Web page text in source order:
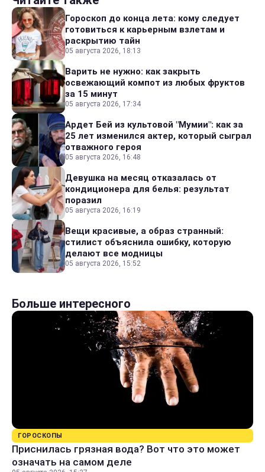
Гороскоп до конца лета: кому следует
готовиться к карьерным взлетам и
раскрытию тайн
05 августа 2026, 18:13
Варить не нужно: как закрыть
освежающий компот из любых фруктов
за 15 минут
05 августа 2026, 17:34
Ардет Бей из культовой "Мумии": как за
25 лет изменился актер, который сыграл
отважного героя
05 августа 2026, 16:48
Девушка на месяц отказалась от
кондиционера для белья: результат
поразил
05 августа 2026, 16:19
Вещи красивые, а образ странный:
стилист объяснила ошибку, которую
делают все модницы
05 августа 2026, 15:52
Больше интересного
ГОРОСКОПЫ
Приснилась грязная вода? Вот что это может
означать на самом деле